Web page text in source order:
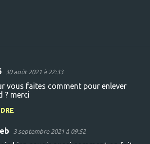
30 août 2021 à 22:33
vous faites comment pour enlever
? merci
3 septembre 2021 à 09:52